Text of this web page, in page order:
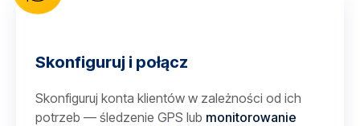
Skonfiguruj i połącz
Skonfiguruj konta klientów w zależności od ich
potrzeb — śledzenie GPS lub monitorowanie